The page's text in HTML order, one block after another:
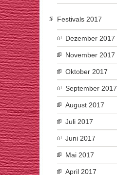
Festivals 2017
Dezember 2017
November 2017
Oktober 2017
September 2017
August 2017
Juli 2017
Juni 2017
Mai 2017
April 2017